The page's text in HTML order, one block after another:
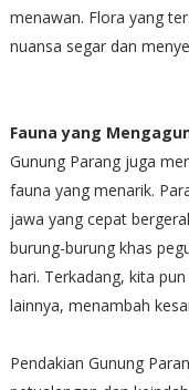
menawan. Flora yang
nuansa segar dan
Fauna yang
Gunung Parang juga
fauna yang menarik.
jawa yang cepat
burung-burung khas
hari. Terkadang, kita
lainnya, menambah
Pendakian Gunung